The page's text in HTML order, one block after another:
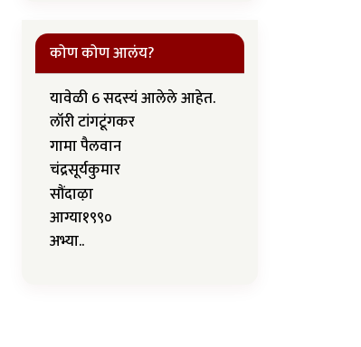
कोण कोण आलंय?
यावेळी 6 सदस्यं आलेले आहेत.
लॉरी टांगटूंगकर
गामा पैलवान
चंद्रसूर्यकुमार
सौंदाऴा
आग्या१९९०
अभ्या..